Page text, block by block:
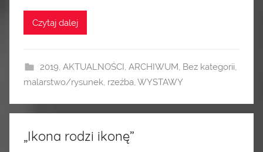
Czytaj dalej
2019, AKTUALNOŚCI , ARCHIWUM, Bez kategorii,
malarstwo/rysunek, rzeźba, WYSTAWY
„Ikona rodzi ikonę”